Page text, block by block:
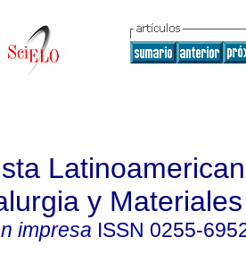
y Materiales
impresa ISSN 0255-